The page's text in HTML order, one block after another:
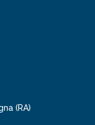
(RA)